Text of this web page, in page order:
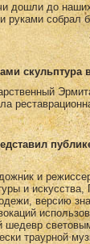
дошли до
руками собрал
скульптура
и
и
версию
шедевр
траурной